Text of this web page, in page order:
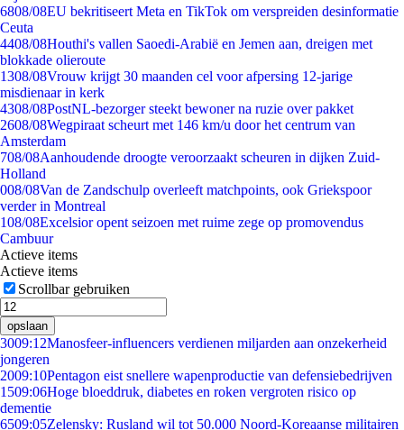
6808/08EU bekritiseert Meta en TikTok om verspreiden desinformatie
Ceuta
4408/08Houthi's vallen Saoedi-Arabië en Jemen aan, dreigen met
blokkade olieroute
1308/08Vrouw krijgt 30 maanden cel voor afpersing 12-jarige
misdienaar in kerk
4308/08PostNL-bezorger steekt bewoner na ruzie over pakket
2608/08Wegpiraat scheurt met 146 km/u door het centrum van
Amsterdam
708/08Aanhoudende droogte veroorzaakt scheuren in dijken Zuid-
Holland
008/08Van de Zandschulp overleeft matchpoints, ook Griekspoor
verder in Montreal
108/08Excelsior opent seizoen met ruime zege op promovendus
Cambuur
Actieve items
Actieve items
Scrollbar gebruiken
opslaan
3009:12Manosfeer-influencers verdienen miljarden aan onzekerheid
jongeren
2009:10Pentagon eist snellere wapenproductie van defensiebedrijven
1509:06Hoge bloeddruk, diabetes en roken vergroten risico op
dementie
6509:05Zelensky: Rusland wil tot 50.000 Noord-Koreaanse militairen